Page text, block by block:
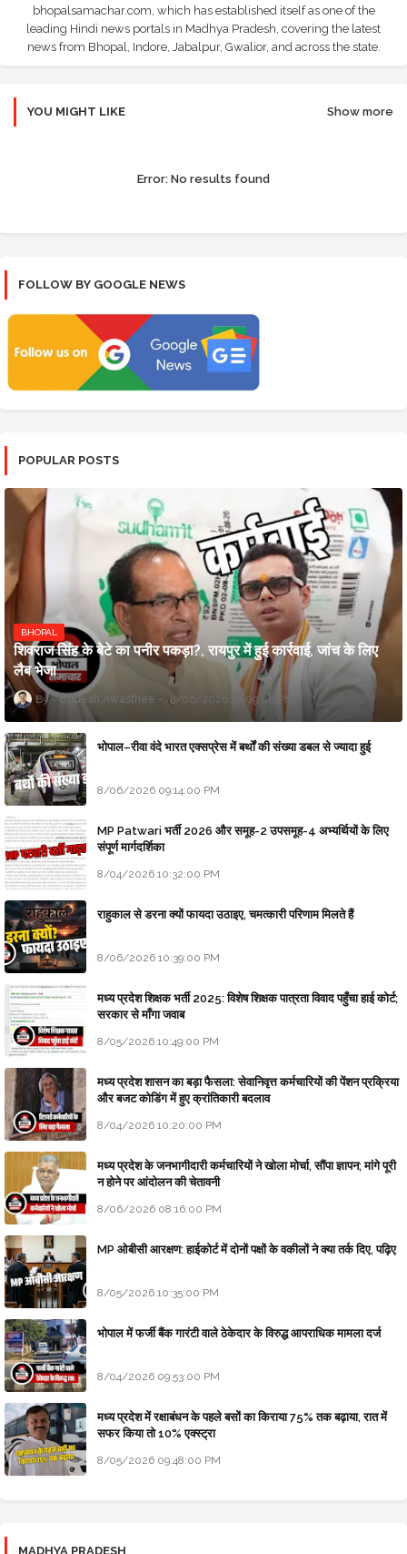
bhopalsamachar.com, which has established itself as one of the
leading Hindi news portals in Madhya Pradesh, covering the latest
news from Bhopal, Indore, Jabalpur, Gwalior, and across the state.
YOU MIGHT LIKE Show more
Error: No results found
FOLLOW BY GOOGLE NEWS
POPULAR POSTS
BHOPAL
शिवराज सिंह के बेटे का पनीर पकड़ा?, रायपुर में हुई कार्रवाई, जांच के लिए
लैब भेजा
Updesh Awasthee 8/06/2026 10:09:00 PM
भोपाल–रीवा वंदे भारत एक्सप्रेस में बर्थों की संख्या डबल से ज्यादा हुई
8/06/2026 09:14:00 PM
MP Patwari भर्ती 2026 और समूह-2 उपसमूह-4 अभ्यर्थियों के लिए
संपूर्ण मार्गदर्शिका
8/04/2026 10:32:00 PM
राहुकाल से डरना क्यों फायदा उठाइए, चमत्कारी परिणाम मिलते हैं
8/06/2026 10:39:00 PM
मध्य प्रदेश शिक्षक भर्ती 2025: विशेष शिक्षक पात्रता विवाद पहुँचा हाई कोर्ट;
सरकार से माँगा जवाब
8/05/2026 10:49:00 PM
मध्य प्रदेश शासन का बड़ा फैसला: सेवानिवृत्त कर्मचारियों की पेंशन प्रक्रिया
और बजट कोडिंग में हुए क्रांतिकारी बदलाव
8/04/2026 10:20:00 PM
मध्य प्रदेश के जनभागीदारी कर्मचारियों ने खोला मोर्चा, सौंपा ज्ञापन; मांगे पूरी
न होने पर आंदोलन की चेतावनी
8/06/2026 08:16:00 PM
MP ओबीसी आरक्षण: हाईकोर्ट में दोनों पक्षों के वकीलों ने क्या तर्क दिए, पढ़िए
8/05/2026 10:35:00 PM
भोपाल में फर्जी बैंक गारंटी वाले ठेकेदार के विरुद्ध आपराधिक मामला दर्ज
8/04/2026 09:53:00 PM
मध्य प्रदेश में रक्षाबंधन के पहले बसों का किराया 75% तक बढ़ाया, रात में
सफर किया तो 10% एक्स्ट्रा
8/05/2026 09:48:00 PM
MADHYA PRADESH